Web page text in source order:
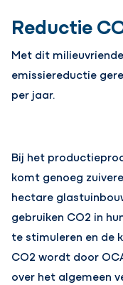
Reductie
Met dit
emissiereductie
per jaar.
Bij het
komt genoeg
hectare
gebruiken CO2 in
te stimuleren en de
CO2 wordt door
over het algemeen